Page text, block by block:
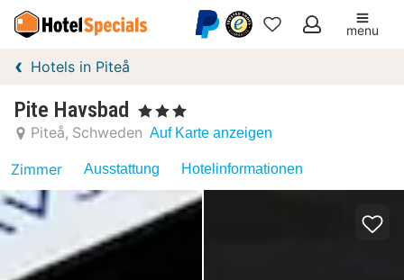
Meine
menu
Hotels in Piteå
Pite Havsbad , 3 Sterne
Piteå Schweden Auf Karte anzeigen
Zimmer Ausstattung Hotelinformationen